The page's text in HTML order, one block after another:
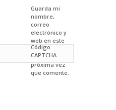
Guarda mi
nombre,
correo
electrónico y
web en este
navegador
para la
próxima vez
que comente.
Código
CAPTCHA